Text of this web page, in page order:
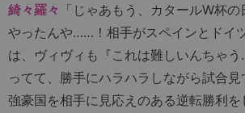
綺々羅々 「じゃあもう、カタールW杯
やったんや……！相手がスペインとドイ
は、ヴィヴィも『これは難しいんちゃ
ってて、勝手にハラハラしながら試合見
強豪国を相手に見応えのある逆転勝利